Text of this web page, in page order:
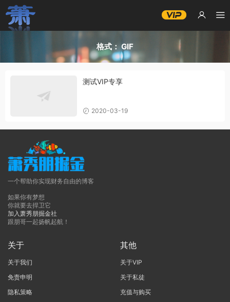
格式：GIF
测试VIP专享
2020-03-19
一个帮助你实现财务自由的博客
如果你有梦想
你就要去捍卫它
加入萧秀朋掘金社
跟朋哥一起扬帆起航！
关于
关于我们
免责申明
隐私策略
其他
关于VIP
关于私徒
充值与购买